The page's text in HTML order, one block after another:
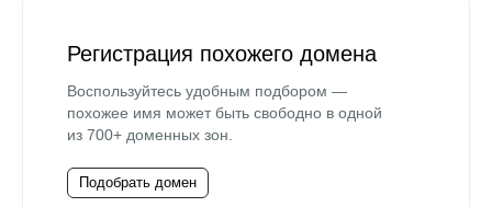
Регистрация похожего домена
Воспользуйтесь удобным подбором —
похожее имя может быть свободно в одной
из 700+ доменных зон.
Подобрать домен